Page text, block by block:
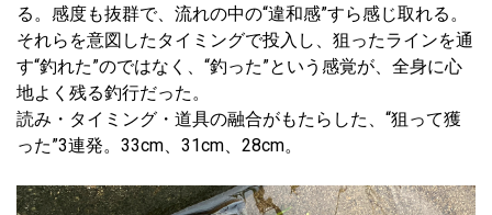
る。感度も抜群で、流れの中の“違和感”すら感じ取れる。
それらを意図したタイミングで投入し、狙ったラインを通
す“釣れた”のではなく、“釣った”という感覚が、全身に心
地よく残る釣行だった。
読み・タイミング・道具の融合がもたらした、“狙って獲
った”3連発。33cm、31cm、28cm。